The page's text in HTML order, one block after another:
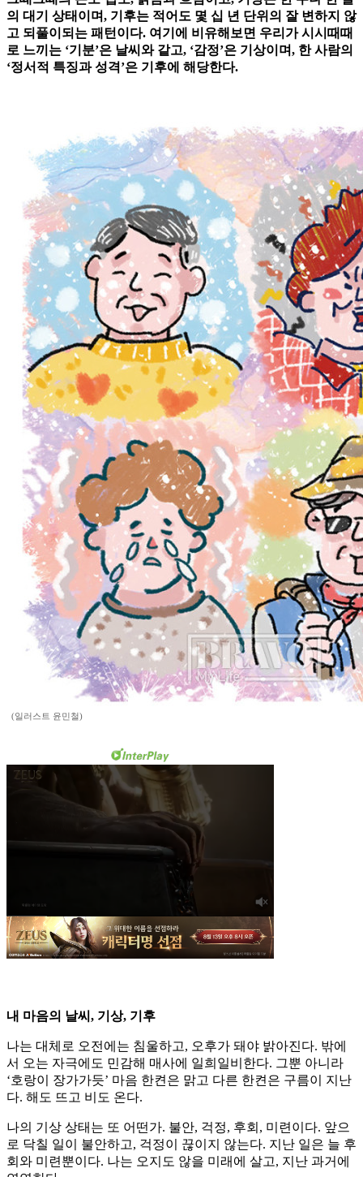
의 대기 상태이며, 기후는 적어도 몇 십 년 단위의 잘 변하지 않
고 되풀이되는 패턴이다. 여기에 비유해보면 우리가 시시때때
로 느끼는 ‘기분’은 날씨와 같고, ‘감정’은 기상이며, 한 사람의
‘정서적 특징과 성격’은 기후에 해당한다.
(일러스트 윤민철)
내 마음의 날씨, 기상, 기후
나는 대체로 오전에는 침울하고, 오후가 돼야 밝아진다. 밖에
서 오는 자극에도 민감해 매사에 일희일비한다. 그뿐 아니라
‘호랑이 장가가듯’ 마음 한켠은 맑고 다른 한켠은 구름이 지난
다. 해도 뜨고 비도 온다.
나의 기상 상태는 또 어떤가. 불안, 걱정, 후회, 미련이다. 앞으
로 닥칠 일이 불안하고, 걱정이 끊이지 않는다. 지난 일은 늘 후
회와 미련뿐이다. 나는 오지도 않을 미래에 살고, 지난 과거에